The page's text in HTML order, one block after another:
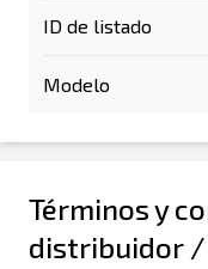
ID de listado
Modelo
Términos y
distribuidor